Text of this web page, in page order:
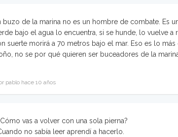
buzo de la marina no es un hombre de combate. Es
bajo el agua lo encuentra, si se hunde, lo vuelve a
suerte morirá a 70 metros bajo el mar. Eso es lo más
no se por qué quieren ser buceadores de la
pablo hace 10 años
vas a volver con una sola pierna?
no sabía leer aprendí a hacerlo.